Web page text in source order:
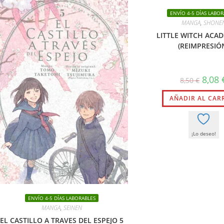
ENVÍO 4-5 DÍAS LABORABLES
MANGA, SEINEN
EL CASTILLO A TRAVES DEL ESPEJO 5
ENVÍO 4-5 DÍAS
MANGA,
LITTLE WITCH
8,50€ El
precio
era:
8,50 €.
8,08
AÑADIR AL
¡Lo deseo!